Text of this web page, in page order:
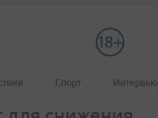
Спорт Интервью